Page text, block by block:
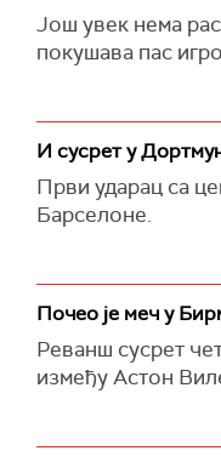
Још увек нема
покушава пас
И сусрет у
Први ударац са
Барселоне.
Почео је меч у
Реванш сусрет
између Астон